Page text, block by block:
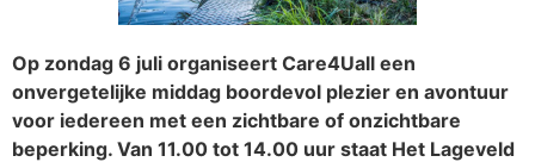
Op zondag 6 juli organiseert Care4Uall een
onvergetelijke middag boordevol plezier en avontuur
voor iedereen met een zichtbare of onzichtbare
beperking. Van 11.00 tot 14.00 uur staat Het Lageveld